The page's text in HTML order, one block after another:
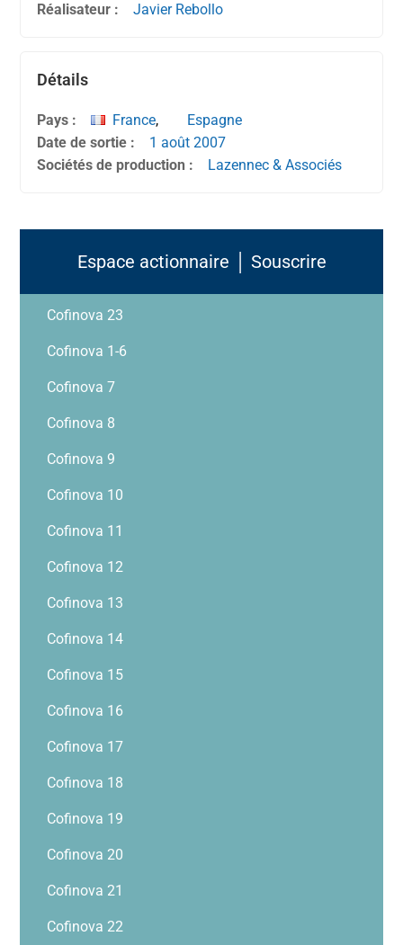
Réalisateur : Javier Rebollo
Détails
Pays : France,
Espagne
Date de sortie :
1 août 2007
Sociétés de production :
Lazennec & Associés
Espace actionnaire │ Souscrire
Cofinova 23
Cofinova 1-6
Cofinova 7
Cofinova 8
Cofinova 9
Cofinova 10
Cofinova 11
Cofinova 12
Cofinova 13
Cofinova 14
Cofinova 15
Cofinova 16
Cofinova 17
Cofinova 18
Cofinova 19
Cofinova 20
Cofinova 21
Cofinova 22